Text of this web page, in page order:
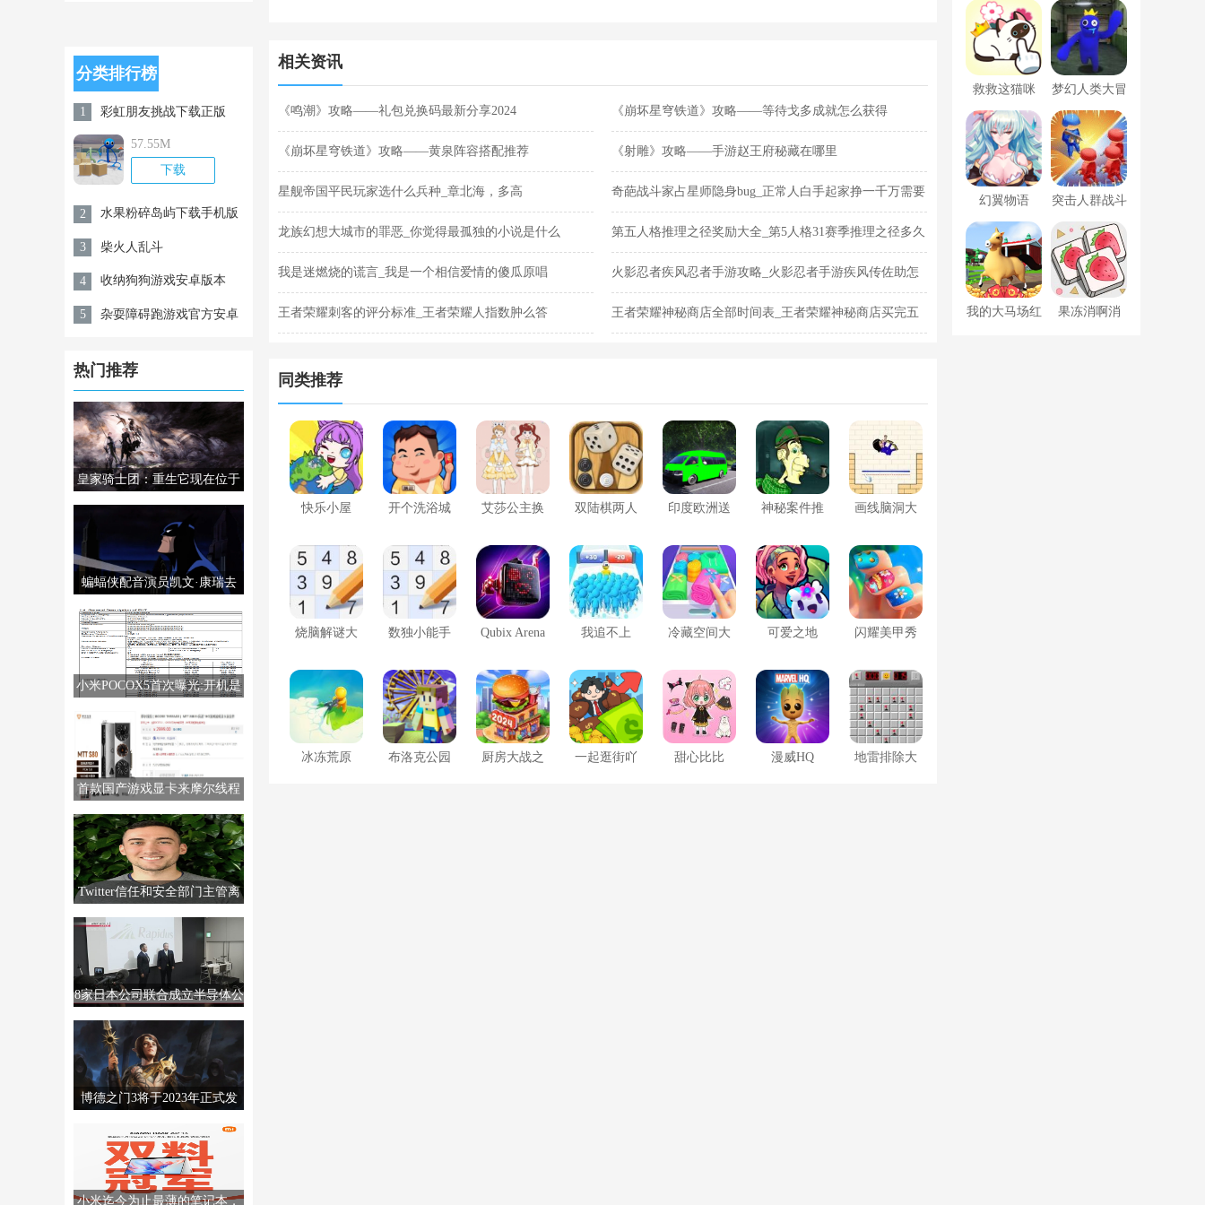
分类排行榜
1 彩虹朋友挑战下载正版
57.55M
下载
2 水果粉碎岛屿下载手机版
3 柴火人乱斗
4 收纳狗狗游戏安卓版本
5 杂耍障碍跑游戏官方安卓
热门推荐
皇家骑士团：重生它现在位于
PS5/PS4/PC/NS上。
蝙蝠侠配音演员凯文·康瑞去
小米POCOX5首次曝光:开机是
首款国产游戏显卡来摩尔线程
MTTS80，售价2999元。
Twitter信任和安全部门主管离
职，销售经理撤回辞呈
8家日本公司联合成立半导体公
司Rapidus，制造高级芯片。
博德之门3将于2023年正式发
小米迄今为止最薄的笔记本，
相关资讯
《鸣潮》攻略——礼包兑换码最新分享2024 《崩坏星穹铁道》攻略——等待戈多成就怎么获得
《崩坏星穹铁道》攻略——黄泉阵容搭配推荐 《射雕》攻略——手游赵王府秘藏在哪里
星舰帝国平民玩家选什么兵种_章北海，多高 奇葩战斗家占星师隐身bug_正常人白手起家挣一千万需要
多久
龙族幻想大城市的罪恶_你觉得最孤独的小说是什么 第五人格推理之径奖励大全_第5人格31赛季推理之径多久
结束
我是迷燃烧的谎言_我是一个相信爱情的傻瓜原唱 火影忍者疾风忍者手游攻略_火影忍者手游疾风传佐助怎
么获得
王者荣耀刺客的评分标准_王者荣耀人指数肿么答 王者荣耀神秘商店全部时间表_王者荣耀神秘商店买完五
同类推荐
快乐小屋 开个洗浴城 艾莎公主换 双陆棋两人 印度欧洲送 神秘案件推 画线脑洞大
烧脑解谜大 数独小能手 Qubix Arena 我追不上 冷藏空间大 可爱之地 闪耀美甲秀
冰冻荒原 布洛克公园 厨房大战之 一起逛街吖 甜心比比 漫威HQ 地雷排除大
救救这猫咪 梦幻人类大冒
险
幻翼物语 突击人群战斗
我的大马场红 果冻消啊消